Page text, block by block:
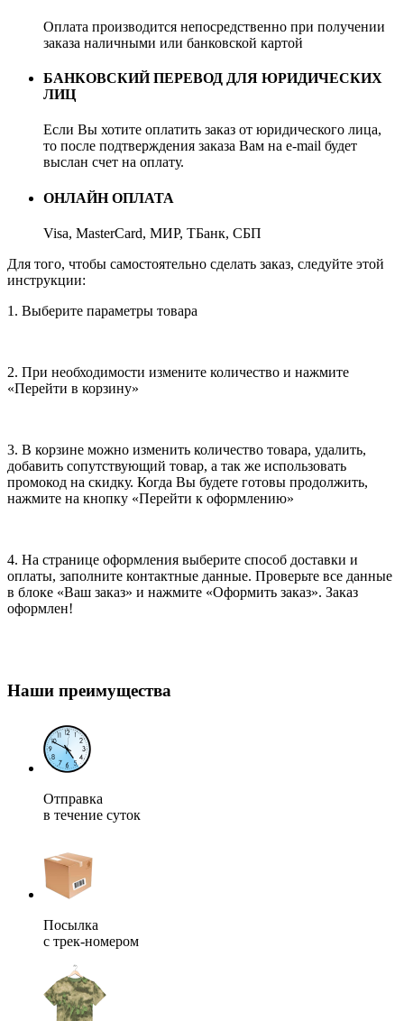
Оплата производится непосредственно при получении
заказа наличными или банковской картой
БАНКОВСКИЙ ПЕРЕВОД ДЛЯ ЮРИДИЧЕСКИХ
ЛИЦ
Если Вы хотите оплатить заказ от юридического лица,
то после подтверждения заказа Вам на e-mail будет
выслан счет на оплату.
ОНЛАЙН ОПЛАТА
Visa, MasterCard, МИР, ТБанк, СБП
Для того, чтобы самостоятельно сделать заказ, следуйте этой
инструкции:
1. Выберите параметры товара
2. При необходимости измените количество и нажмите
«Перейти в корзину»
3. В корзине можно изменить количество товара, удалить,
добавить сопутствующий товар, а так же использовать
промокод на скидку. Когда Вы будете готовы продолжить,
нажмите на кнопку «Перейти к оформлению»
4. На странице оформления выберите способ доставки и
оплаты, заполните контактные данные. Проверьте все данные
в блоке «Ваш заказ» и нажмите «Оформить заказ». Заказ
оформлен!
Наши преимущества
Отправка
в течение суток
Посылка
с трек-номером